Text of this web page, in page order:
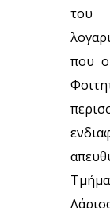
του
που